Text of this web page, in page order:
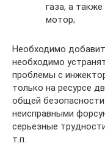
газа, а
мотор;
Необходимо
необходимо
проблемы с
только на ресурсе
общей
неисправными
серьезные
т.п.